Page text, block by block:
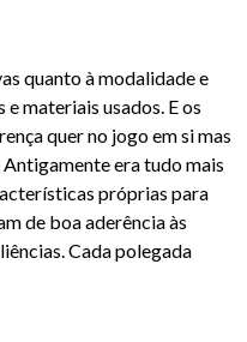
quanto à modalidade e
materiais usados. E os
quer no jogo em si mas
era tudo mais
próprias para
de boa aderência às
Cada polegada